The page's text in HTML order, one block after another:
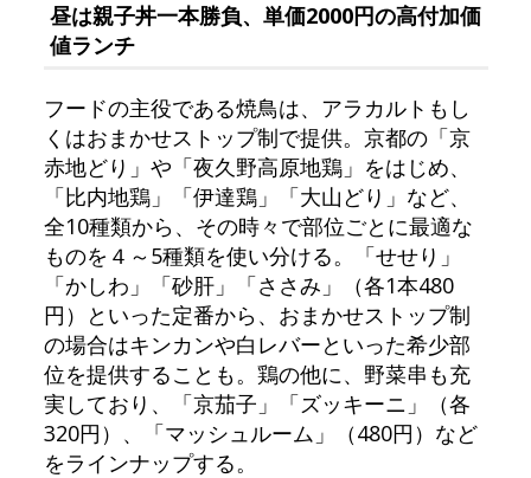
昼は親子丼一本勝負、単価2000円の高付加価
値ランチ
フードの主役である焼鳥は、アラカルトもし
くはおまかせストップ制で提供。京都の「京
赤地どり」や「夜久野高原地鶏」をはじめ、
「比内地鶏」「伊達鶏」「大山どり」など、
全10種類から、その時々で部位ごとに最適な
ものを４～5種類を使い分ける。「せせり」
「かしわ」「砂肝」「ささみ」（各1本480
円）といった定番から、おまかせストップ制
の場合はキンカンや白レバーといった希少部
位を提供することも。鶏の他に、野菜串も充
実しており、「京茄子」「ズッキーニ」（各
320円）、「マッシュルーム」（480円）など
をラインナップする。